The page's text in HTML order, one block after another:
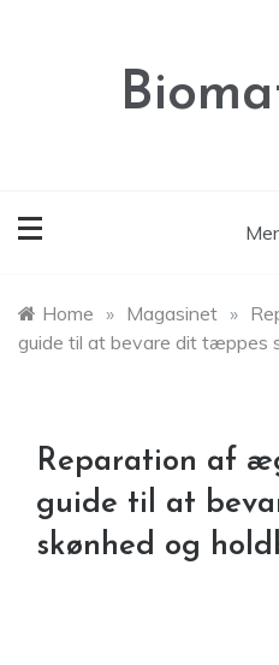
Home » Magasinet »
guide til at bevare dit tæppes
Reparation af
guide til at
skønhed og